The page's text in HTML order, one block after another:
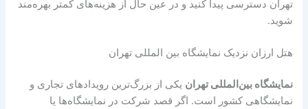
تهران دسترسی پیدا کنید و در عین حال از هزینه‌های کمتر بهره‌مند
شوید.
هتل ارزان نزدیک نمایشگاه بین المللی تهران
نمایشگاه بین‌المللی تهران یکی از بزرگ‌ترین رویدادهای تجاری و
نمایشگاهی کشور است. اگر قصد شرکت در نمایشگاه‌ها یا